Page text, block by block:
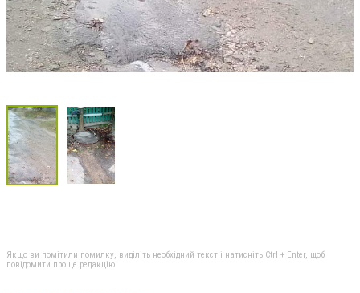
Якщо ви помітили помилку, виділіть необхідний текст і натисніть Ctrl + Enter, щоб
повідомити про це редакцію